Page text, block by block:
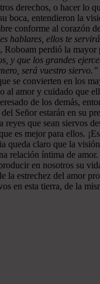
derechos, o hacer lo
boca, entendieron la
conforme al corazón
hablares, ellos te
Roboam perdió la
y que los grandes
será vuestro siervo.”
se convierten en los
al amor y cuidado que
de los demás,
Señor estarán en su
que sean siervos
es mejor para ellos.
claro que la
relación íntima de
en nosotros su
la estrechez del amor
en esta tierra, de la